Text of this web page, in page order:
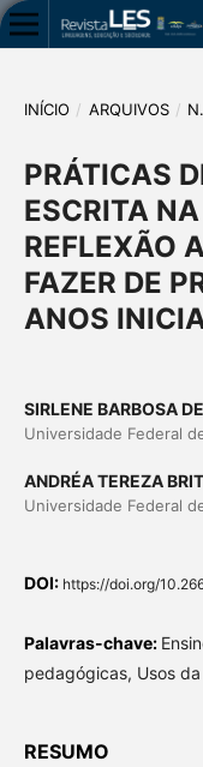
INÍCIO / ARQUIVOS /
PRÁTICAS
ESCRITA
REFLEXÃO
FAZER DE
ANOS
SIRLENE BARBOSA
Universidade Federal
ANDRÉA TEREZA
Universidade Federal
DOI: https://doi.org/
Palavras-chave:
pedagógicas, Usos
RESUMO